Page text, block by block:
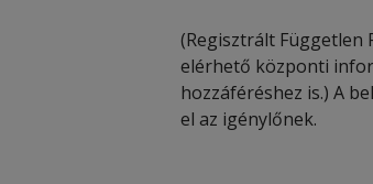
(Regisztrált Független
elérhető központi
hozzáféréshez is.) A
el az igénylőnek.